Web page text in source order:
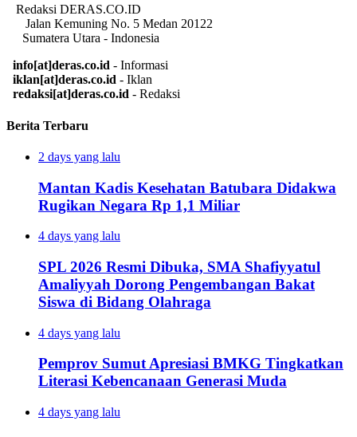
Redaksi DERAS.CO.ID
Jalan Kemuning No. 5 Medan 20122
Sumatera Utara - Indonesia
info[at]deras.co.id - Informasi
iklan[at]deras.co.id - Iklan
redaksi[at]deras.co.id - Redaksi
Berita Terbaru
2 days yang lalu
Mantan Kadis Kesehatan Batubara Didakwa
Rugikan Negara Rp 1,1 Miliar
4 days yang lalu
SPL 2026 Resmi Dibuka, SMA Shafiyyatul
Amaliyyah Dorong Pengembangan Bakat
Siswa di Bidang Olahraga
4 days yang lalu
Pemprov Sumut Apresiasi BMKG Tingkatkan
Literasi Kebencanaan Generasi Muda
4 days yang lalu